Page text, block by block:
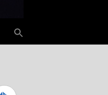
FOR:
Search Button